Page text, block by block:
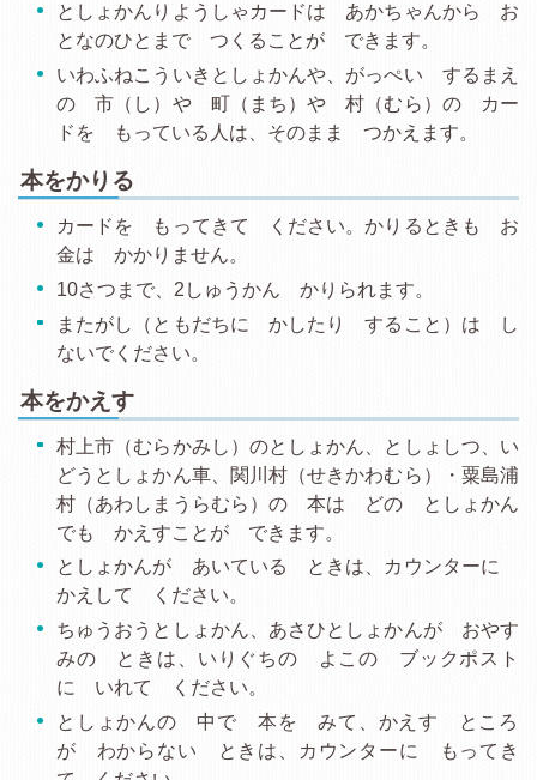
としょかんりようしゃカードは あかちゃんから お
となのひとまで つくることが できます。
いわふねこういきとしょかんや、がっぺい するまえ
の 市（し）や 町（まち）や 村（むら）の カー
ドを もっている人は、そのまま つかえます。
本をかりる
カードを もってきて ください。かりるときも お
金は かかりません。
10さつまで、2しゅうかん かりられます。
またがし（ともだちに かしたり すること）は し
ないでください。
本をかえす
村上市（むらかみし）のとしょかん、としょしつ、い
どうとしょかん車、関川村（せきかわむら）・粟島浦
村（あわしまうらむら）の 本は どの としょかん
でも かえすことが できます。
としょかんが あいている ときは、カウンターに
かえして ください。
ちゅうおうとしょかん、あさひとしょかんが おやす
みの ときは、いりぐちの よこの ブックポスト
に いれて ください。
としょかんの 中で 本を みて、かえす ところ
が わからない ときは、カウンターに もってき